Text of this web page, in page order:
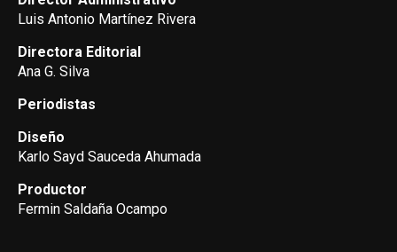
Luis Antonio Martínez Rivera
Directora Editorial
Ana G. Silva
Periodistas
Diseño
Karlo Sayd Sauceda Ahumada
Productor
Fermin Saldaña Ocampo